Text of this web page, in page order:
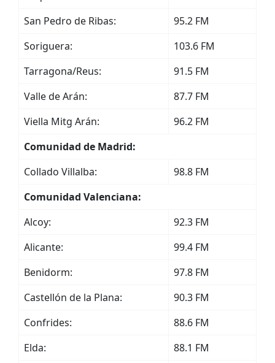
San Pedro de Ribas:
95.2 FM
Soriguera:
103.6 FM
Tarragona/Reus:
91.5 FM
Valle de Arán:
87.7 FM
Viella Mitg Arán:
96.2 FM
Comunidad de Madrid:
Collado Villalba:
98.8 FM
Comunidad Valenciana:
Alcoy:
92.3 FM
Alicante:
99.4 FM
Benidorm:
97.8 FM
Castellón de la Plana:
90.3 FM
Confrides:
88.6 FM
Elda:
88.1 FM